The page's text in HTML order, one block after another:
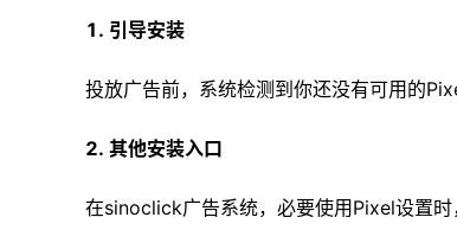
1. 引导安装
投放广告前，系统检测到你还没有可用的
2. 其他安装入口
在sinoclick广告系统，必要使用Pixel设置时